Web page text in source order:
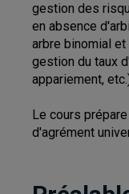
gestion des
en absence
arbre binomial
gestion du taux
appariement,
Le cours
d'agrément